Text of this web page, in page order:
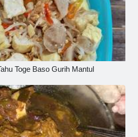
Toge Baso Gurih Mantul